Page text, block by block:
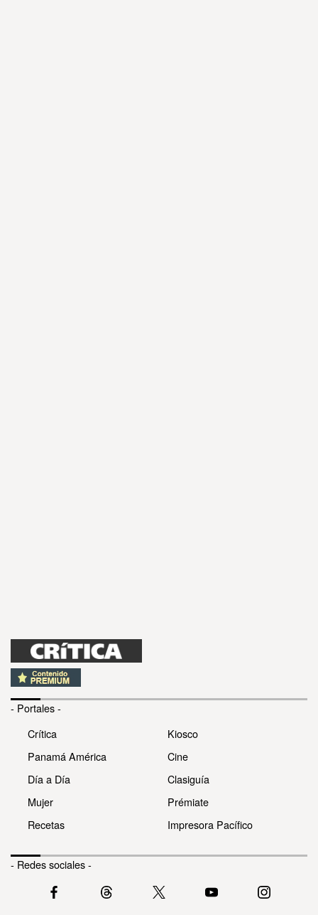
- Portales -
Crítica
Panamá América
Día a Día
Mujer
Recetas
Kiosco
Cine
Clasiguía
Prémiate
Impresora Pacífico
- Redes sociales -